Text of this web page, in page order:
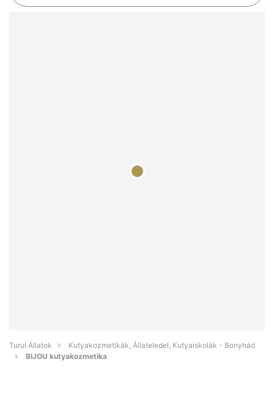
Turul Állatok
Kutyakozmetikák, Állateledel, Kutyaiskolák - Bonyhád
BIJOU kutyakozmetika